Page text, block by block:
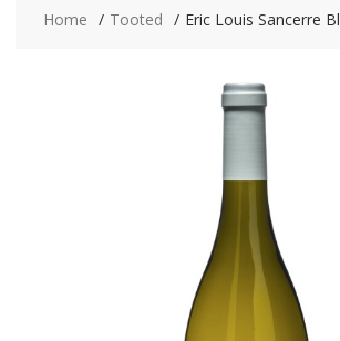
Home Tooted Eric Louis Sancerre